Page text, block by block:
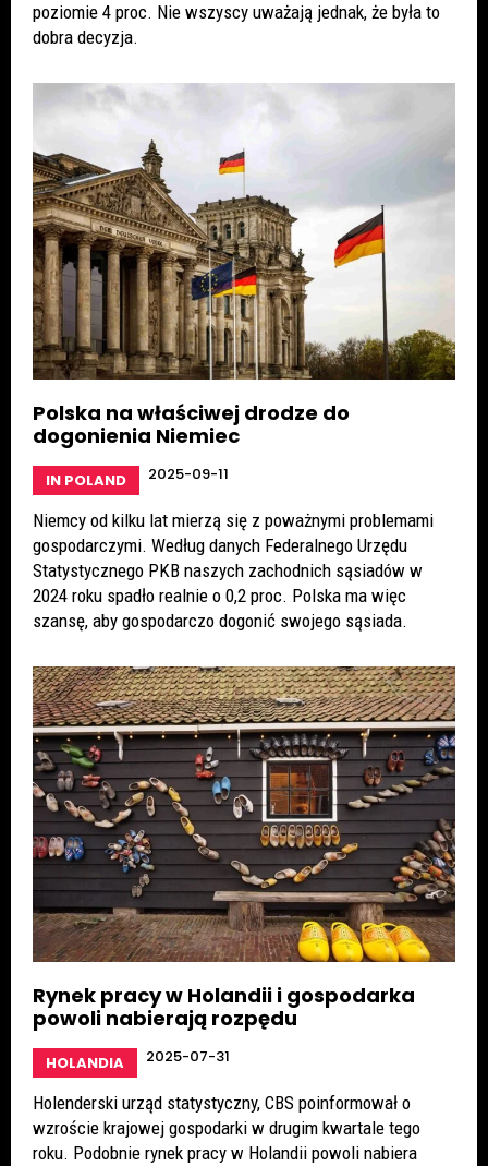
poziomie 4 proc. Nie wszyscy uważają jednak, że była to
dobra decyzja.
Polska na właściwej drodze do
dogonienia Niemiec
IN POLAND 2025-09-11
Niemcy od kilku lat mierzą się z poważnymi problemami
gospodarczymi. Według danych Federalnego Urzędu
Statystycznego PKB naszych zachodnich sąsiadów w
2024 roku spadło realnie o 0,2 proc. Polska ma więc
szansę, aby gospodarczo dogonić swojego sąsiada.
Rynek pracy w Holandii i gospodarka
powoli nabierają rozpędu
HOLANDIA 2025-07-31
Holenderski urząd statystyczny, CBS poinformował o
wzroście krajowej gospodarki w drugim kwartale tego
roku. Podobnie rynek pracy w Holandii powoli nabiera